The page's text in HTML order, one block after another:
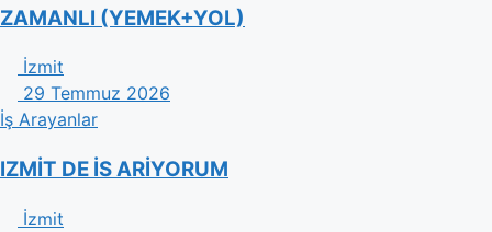
ZAMANLI (YEMEK+YOL)
İzmit
29 Temmuz 2026
İş Arayanlar
IZMİT DE İS ARİYORUM
İzmit